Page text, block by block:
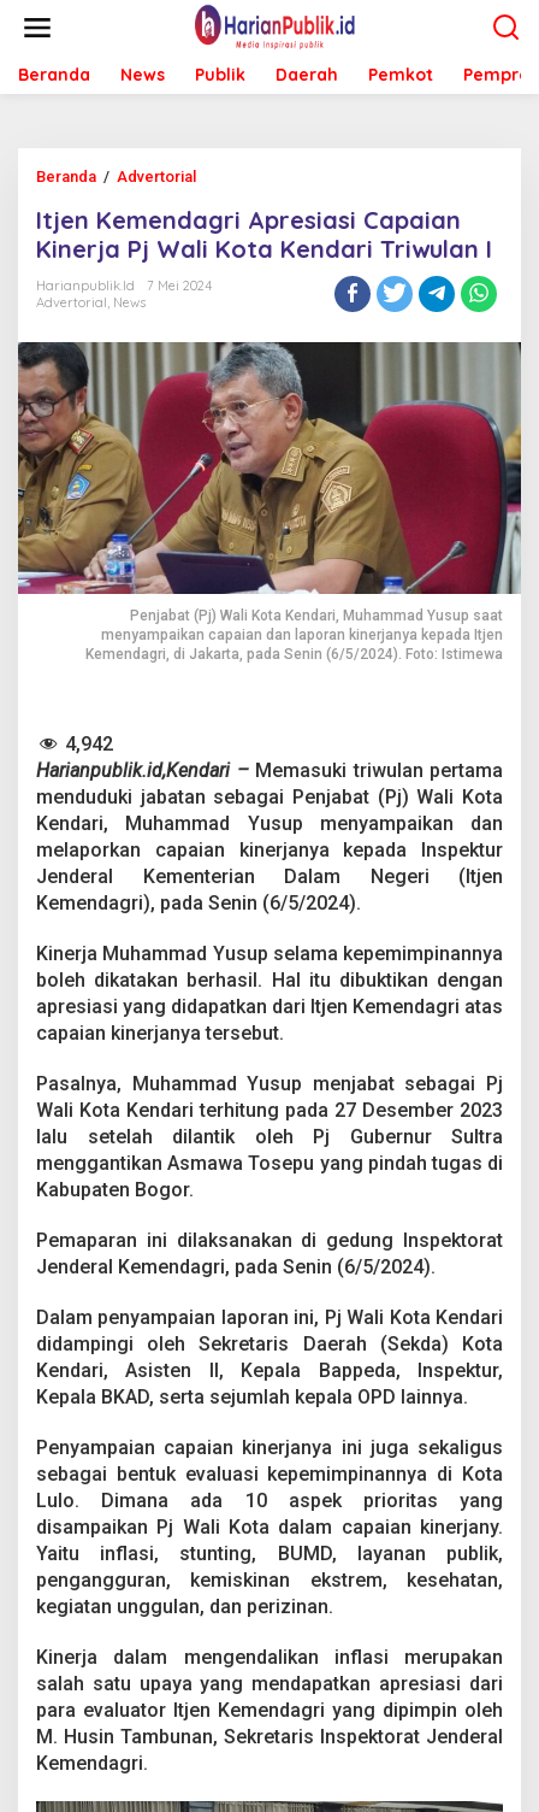
t
Beranda News Publik Daerah Pemkot Pemprov
Beranda / Advertorial
j
e
n
K
n
d
a
r
i
A
p
r
i
a
s
a
a
n
K
i
e
j
a
P
W
l
i
K
t
e
n
d
r
i
r
u
l
a
n
Itjen Kemendagri Apresiasi Capaian
Kinerja Pj Wali Kota Kendari Triwulan I
Harianpublik.id
7 Mei 2024
Advertorial, News
Penjabat (Pj) Wali Kota Kendari, Muhammad Yusup saat
menyampaikan capaian dan laporan kinerjanya kepada Itjen
Kemendagri, di Jakarta, pada Senin (6/5/2024). Foto: Istimewa
4,942
Harianpublik.id,Kendari –Memasuki triwulan pertama
menduduki jabatan sebagai Penjabat (Pj) Wali Kota
Kendari, Muhammad Yusup menyampaikan dan
melaporkan capaian kinerjanya kepada Inspektur
Jenderal Kementerian Dalam Negeri (Itjen
Kemendagri), pada Senin (6/5/2024).
Kinerja Muhammad Yusup selama kepemimpinannya
boleh dikatakan berhasil. Hal itu dibuktikan dengan
apresiasi yang didapatkan dari Itjen Kemendagri atas
capaian kinerjanya tersebut.
Pasalnya, Muhammad Yusup menjabat sebagai Pj
Wali Kota Kendari terhitung pada 27 Desember 2023
lalu setelah dilantik oleh Pj Gubernur Sultra
menggantikan Asmawa Tosepu yang pindah tugas di
Kabupaten Bogor.
Pemaparan ini dilaksanakan di gedung Inspektorat
Jenderal Kemendagri, pada Senin (6/5/2024).
Dalam penyampaian laporan ini, Pj Wali Kota Kendari
didampingi oleh Sekretaris Daerah (Sekda) Kota
Kendari, Asisten II, Kepala Bappeda, Inspektur,
Kepala BKAD, serta sejumlah kepala OPD lainnya.
Penyampaian capaian kinerjanya ini juga sekaligus
sebagai bentuk evaluasi kepemimpinannya di Kota
Lulo. Dimana ada 10 aspek prioritas yang
disampaikan Pj Wali Kota dalam capaian kinerjany.
Yaitu inflasi, stunting, BUMD, layanan publik,
pengangguran, kemiskinan ekstrem, kesehatan,
kegiatan unggulan, dan perizinan.
Kinerja dalam mengendalikan inflasi merupakan
salah satu upaya yang mendapatkan apresiasi dari
para evaluator Itjen Kemendagri yang dipimpin oleh
M. Husin Tambunan, Sekretaris Inspektorat Jenderal
Kemendagri.